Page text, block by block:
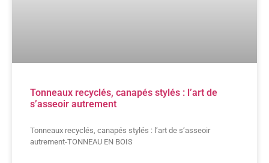
Tonneaux recyclés, canapés stylés : l’art de
s’asseoir autrement
Tonneaux recyclés, canapés stylés : l’art de s’asseoir
autrement-TONNEAU EN BOIS